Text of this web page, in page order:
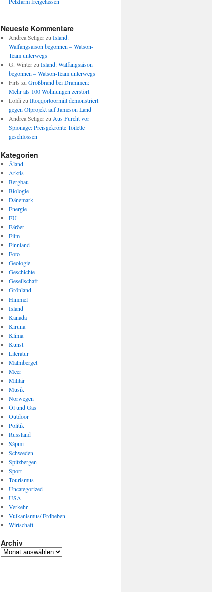
Neueste Kommentare
Andrea Seligerzu Island:
Walfangsaison begonnen – Watson-
Team unterwegs
G. Winterzu Island: Walfangsaison
begonnen – Watson-Team unterwegs
Firts zu Großbrand bei Drammen:
Mehr als 100 Wohnungen zerstört
Loldi zu Ittoqqortoormiit demonstriert
gegen Ölprojekt auf Jameson Land
Andrea Seligerzu Aus Furcht vor
Spionage: Preisgekrönte Toilette
geschlossen
Kategorien
Åland
Arktis
Bergbau
Biologie
Dänemark
Energie
EU
Färöer
Film
Finnland
Foto
Geologie
Geschichte
Gesellschaft
Grönland
Himmel
Island
Kanada
Kiruna
Klima
Kunst
Literatur
Malmberget
Meer
Militär
Musik
Norwegen
Öl und Gas
Outdoor
Politik
Russland
Sápmi
Schweden
Spitzbergen
Sport
Tourismus
Uncategorized
USA
Verkehr
Vulkanismus/ Erdbeben
Wirtschaft
Archiv
Archiv